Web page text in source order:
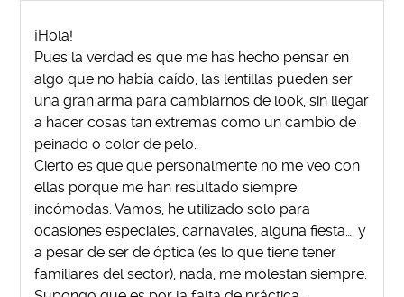
¡Hola!
Pues la verdad es que me has hecho pensar en
algo que no había caído, las lentillas pueden ser
una gran arma para cambiarnos de look, sin llegar
a hacer cosas tan extremas como un cambio de
peinado o color de pelo.
Cierto es que que personalmente no me veo con
ellas porque me han resultado siempre
incómodas. Vamos, he utilizado solo para
ocasiones especiales, carnavales, alguna fiesta…, y
a pesar de ser de óptica (es lo que tiene tener
familiares del sector), nada, me molestan siempre.